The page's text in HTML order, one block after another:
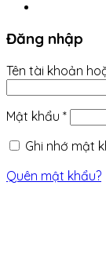
Đăng nhập
Tên tài khoản
Mật khẩu *
Ghi nhớ mật
Quên mật khẩu?